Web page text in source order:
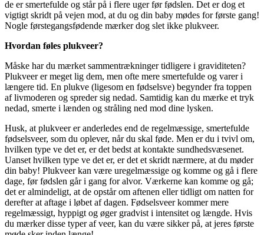
de er smertefulde og står på i flere uger før fødslen. Det er dog et
vigtigt skridt på vejen mod, at du og din baby mødes for første gang!
Nogle førstegangsfødende mærker dog slet ikke plukveer.
Hvordan føles plukveer?
Måske har du mærket sammentrækninger tidligere i graviditeten?
Plukveer er meget lig dem, men ofte mere smertefulde og varer i
længere tid. En plukve (ligesom en fødselsve) begynder fra toppen
af livmoderen og spreder sig nedad. Samtidig kan du mærke et tryk
nedad, smerte i lænden og stråling ned mod dine lysken.
Husk, at plukveer er anderledes end de regelmæssige, smertefulde
fødselsveer, som du oplever, når du skal føde. Men er du i tvivl om,
hvilken type ve det er, er det bedst at kontakte sundhedsvæsenet.
Uanset hvilken type ve det er, er det et skridt nærmere, at du møder
din baby! Plukveer kan være uregelmæssige og komme og gå i flere
dage, før fødslen går i gang for alvor. Værkerne kan komme og gå;
det er almindeligt, at de opstår om aftenen eller tidligt om natten for
derefter at aftage i løbet af dagen. Fødselsveer kommer mere
regelmæssigt, hyppigt og øger gradvist i intensitet og længde. Hvis
du mærker disse typer af veer, kan du være sikker på, at jeres første